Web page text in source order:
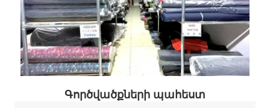
Գործվածքների պահեստ